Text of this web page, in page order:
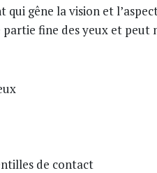
gêne la vision et
fine des yeux et
de contact